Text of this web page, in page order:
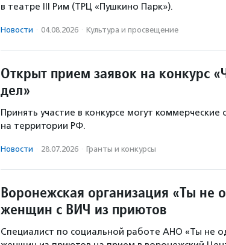
в театре III Рим (ТРЦ «Пушкино Парк»).
Новости · 04.08.2026 · Культура и просвещение
Открыт прием заявок на конкурс
дел»
Принять участие в конкурсе могут
на территории РФ.
Новости · 28.07.2026 · Гранты и конкурсы
Воронежская организация «Ты не
женщин с ВИЧ из приютов
Специалист по социальной работе АНО «Ты не